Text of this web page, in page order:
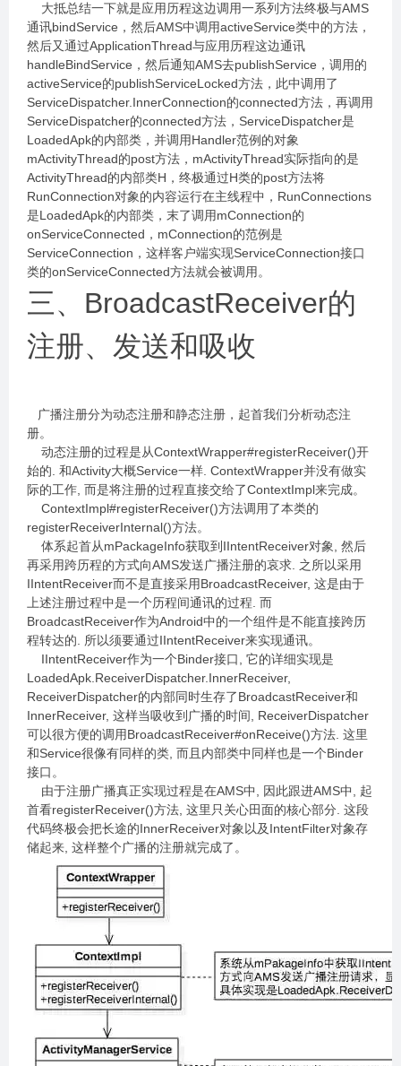
大抵总结一下就是应用历程这边调用一系列方法终极与AMS
通讯bindService，然后AMS中调用activeService类中的方法，
然后又通过ApplicationThread与应用历程这边通讯
handleBindService，然后通知AMS去publishService，调用的
activeService的publishServiceLocked方法，此中调用了
ServiceDispatcher.InnerConnection的connected方法，再调用
ServiceDispatcher的connected方法，ServiceDispatcher是
LoadedApk的内部类，并调用Handler范例的对象
mActivityThread的post方法，mActivityThread实际指向的是
ActivityThread的内部类H，终极通过H类的post方法将
RunConnection对象的内容运行在主线程中，RunConnections
是LoadedApk的内部类，末了调用mConnection的
onServiceConnected，mConnection的范例是
ServiceConnection，这样客户端实现ServiceConnection接口
类的onServiceConnected方法就会被调用。
三、BroadcastReceiver的
注册、发送和吸收
广播注册分为动态注册和静态注册，起首我们分析动态注
册。
动态注册的过程是从ContextWrapper#registerReceiver()开
始的. 和Activity大概Service一样. ContextWrapper并没有做实
际的工作, 而是将注册的过程直接交给了ContextImpl来完成。
ContextImpl#registerReceiver()方法调用了本类的
registerReceiverInternal()方法。
体系起首从mPackageInfo获取到IIntentReceiver对象, 然后
再采用跨历程的方式向AMS发送广播注册的哀求. 之所以采用
IIntentReceiver而不是直接采用BroadcastReceiver, 这是由于
上述注册过程中是一个历程间通讯的过程. 而
BroadcastReceiver作为Android中的一个组件是不能直接跨历
程转达的. 所以须要通过IIntentReceiver来实现通讯。
IIntentReceiver作为一个Binder接口, 它的详细实现是
LoadedApk.ReceiverDispatcher.InnerReceiver,
ReceiverDispatcher的内部同时生存了BroadcastReceiver和
InnerReceiver, 这样当吸收到广播的时间, ReceiverDispatcher
可以很方便的调用BroadcastReceiver#onReceive()方法. 这里
和Service很像有同样的类, 而且内部类中同样也是一个Binder
接口。
由于注册广播真正实现过程是在AMS中, 因此跟进AMS中, 起
首看registerReceiver()方法, 这里只关心田面的核心部分. 这段
代码终极会把长途的InnerReceiver对象以及IntentFilter对象存
储起来, 这样整个广播的注册就完成了。